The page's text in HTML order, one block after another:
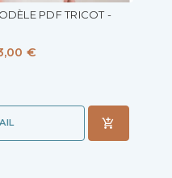
PDF TRICOT -
€